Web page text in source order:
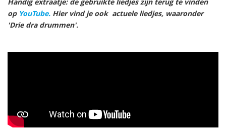
op YouTube. Hier vind je ook actuele liedjes, waaronder
'Drie dra drummen'.